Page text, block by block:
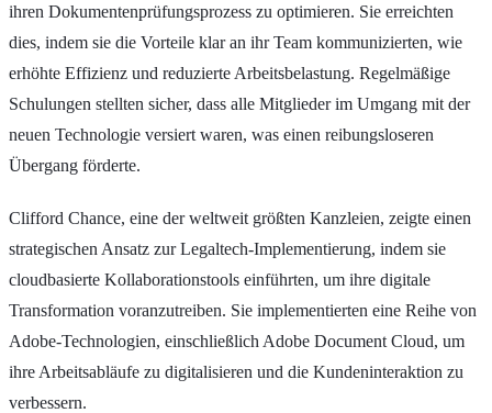
ihren Dokumentenprüfungsprozess zu optimieren. Sie erreichten
dies, indem sie die Vorteile klar an ihr Team kommunizierten, wie
erhöhte Effizienz und reduzierte Arbeitsbelastung. Regelmäßige
Schulungen stellten sicher, dass alle Mitglieder im Umgang mit der
neuen Technologie versiert waren, was einen reibungsloseren
Übergang förderte.
Clifford Chance, eine der weltweit größten Kanzleien, zeigte einen
strategischen Ansatz zur Legaltech-Implementierung, indem sie
cloudbasierte Kollaborationstools einführten, um ihre digitale
Transformation voranzutreiben. Sie implementierten eine Reihe von
Adobe-Technologien, einschließlich Adobe Document Cloud, um
ihre Arbeitsabläufe zu digitalisieren und die Kundeninteraktion zu
verbessern.